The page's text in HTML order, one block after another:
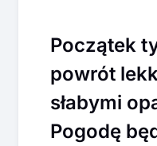
Początek
powrót
słabymi
Pogodę